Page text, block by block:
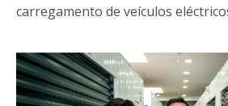
carregamento de veículos